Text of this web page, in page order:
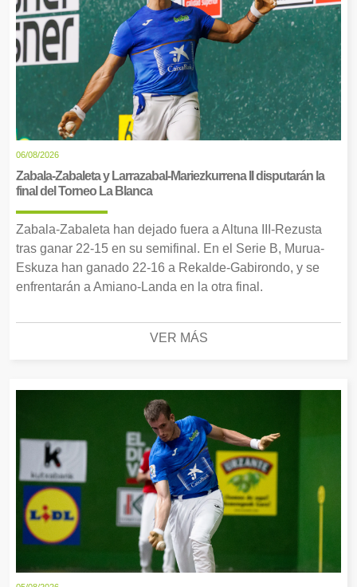
06/08/2026
Zabala-Zabaleta y Larrazabal-Mariezkurrena II disputarán la
final del Torneo La Blanca
Zabala-Zabaleta han dejado fuera a Altuna III-Rezusta
tras ganar 22-15 en su semifinal. En el Serie B, Murua-
Eskuza han ganado 22-16 a Rekalde-Gabirondo, y se
enfrentarán a Amiano-Landa en la otra final.
VER MÁS